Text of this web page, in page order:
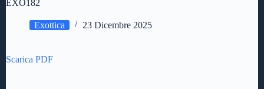
EXO182
Exottica 23 Dicembre 2025
Scarica PDF